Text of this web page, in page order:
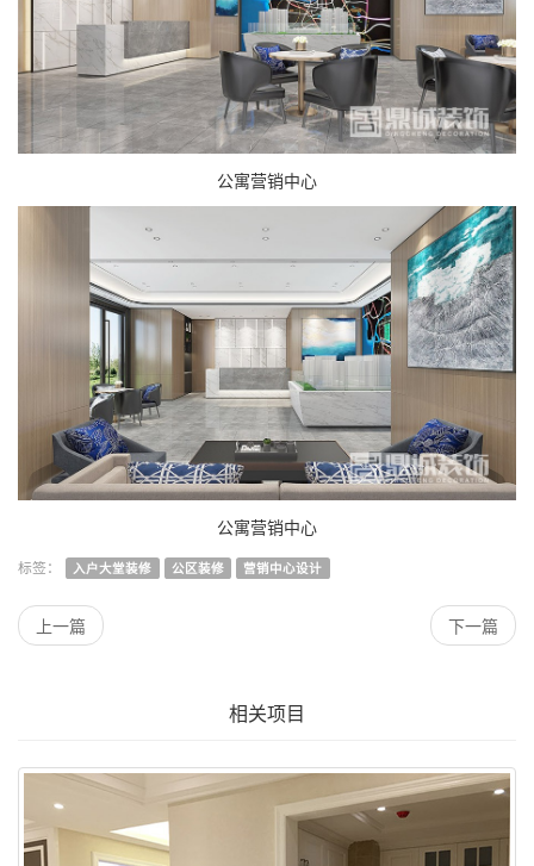
公寓营销中心
公寓营销中心
入户大堂装修 公区装修 营销中心设计
上一篇 下一篇
相关项目